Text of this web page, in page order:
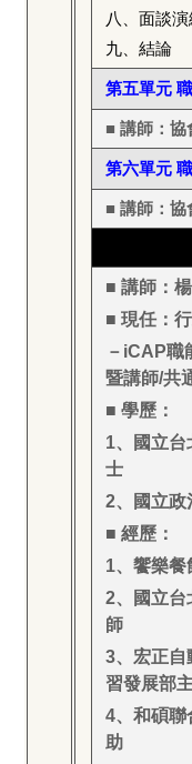
八、面談
九、結論
第五單元
■ 講師：協
第六單元
■ 講師：協
■ 講師：
■ 現任：
－iCAP職
暨講師/共
■ 學歷：
1、國立台
士
2、國立政
■ 經歷：
1、饗樂餐
2、國立台
師
3、宏正自
習發展部
4、和碩聯
助